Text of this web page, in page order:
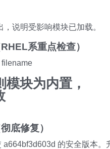
说明受影响模块已加载。
系重点检查）
块为内置，
底修复）
的安全版本。